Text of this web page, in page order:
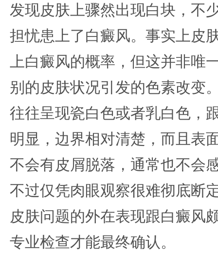
发现皮肤上骤然出现白块，不
担忧患上了白癜风。事实上皮
上白癜风的概率，但这并非唯
别的皮肤状况引发的色素改变
往往呈现瓷白色或者乳白色，
明显，边界相对清楚，而且表
不会有皮屑脱落，通常也不会
不过仅凭肉眼观察很难彻底断
皮肤问题的外在表现跟白癜风
专业检查才能最终确认。